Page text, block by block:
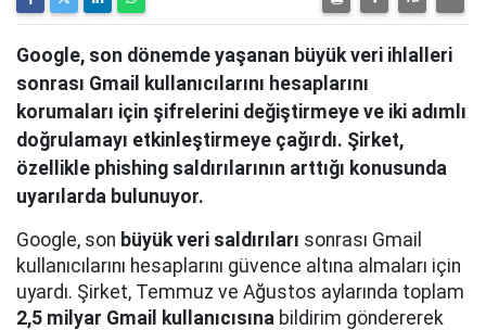
Google, son dönemde yaşanan büyük veri ihlalleri
sonrası Gmail kullanıcılarını hesaplarını
korumaları için şifrelerini değiştirmeye ve iki adımlı
doğrulamayı etkinleştirmeye çağırdı. Şirket,
özellikle phishing saldırılarının arttığı konusunda
uyarılarda bulunuyor.
Google, son büyük veri saldırıları sonrası Gmail
kullanıcılarını hesaplarını güvence altına almaları için
uyardı. Şirket, Temmuz ve Ağustos aylarında toplam
2,5 milyar Gmail kullanıcısına bildirim göndererek